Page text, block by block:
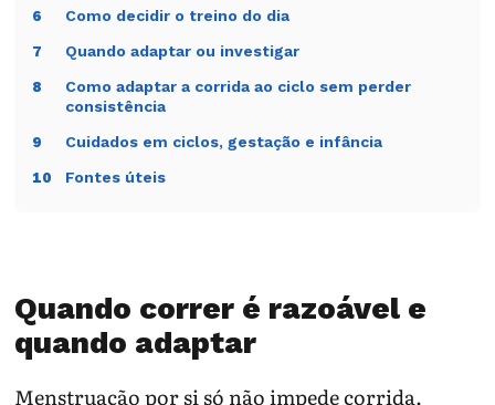
6 Como decidir o treino do dia
7 Quando adaptar ou investigar
8
Como adaptar a corrida ao ciclo sem perder
consistência
9 Cuidados em ciclos, gestação e infância
10 Fontes úteis
Quando correr é razoável e
quando adaptar
Menstruação por si só não impede corrida.